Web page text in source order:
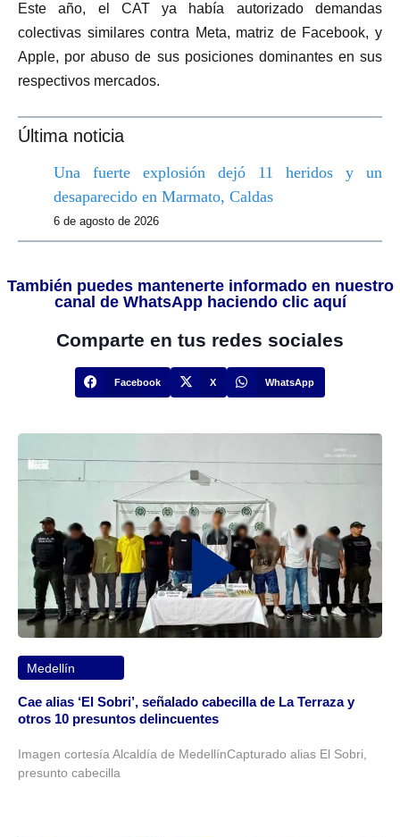
Este año, el CAT ya había autorizado demandas
colectivas similares contra Meta, matriz de Facebook, y
Apple, por abuso de sus posiciones dominantes en sus
respectivos mercados.
Última noticia
Una fuerte explosión dejó 11 heridos y un
desaparecido en Marmato, Caldas
6 de agosto de 2026
También puedes mantenerte informado en nuestro
canal de WhatsApp haciendo clic aquí
Comparte en tus redes sociales
Facebook X WhatsApp
Medellín
Cae alias ‘El Sobri’, señalado cabecilla de La Terraza y
otros 10 presuntos delincuentes
Imagen cortesía Alcaldía de MedellínCapturado alias El Sobri,
presunto cabecilla